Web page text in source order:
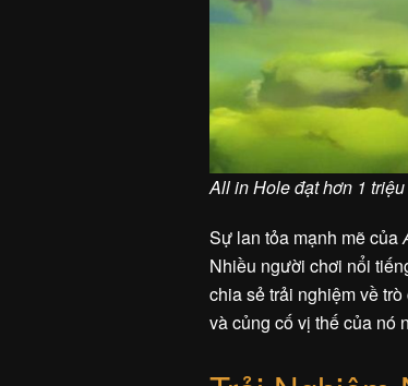
All in Hole đạt hơn 1
Sự lan tỏa mạnh mẽ của
Nhiều người chơi nổi
chia sẻ trải nghiệm về
và củng cố vị thế của nó